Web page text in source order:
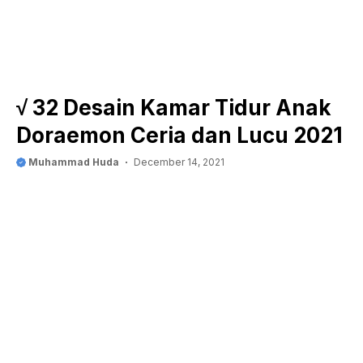
√ 32 Desain Kamar Tidur Anak
Doraemon Ceria dan Lucu 2021
Muhammad Huda December 14, 2021